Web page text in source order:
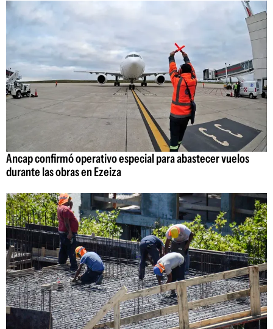
Ancap confirmó operativo especial para abastecer vuelos
durante las obras en Ezeiza